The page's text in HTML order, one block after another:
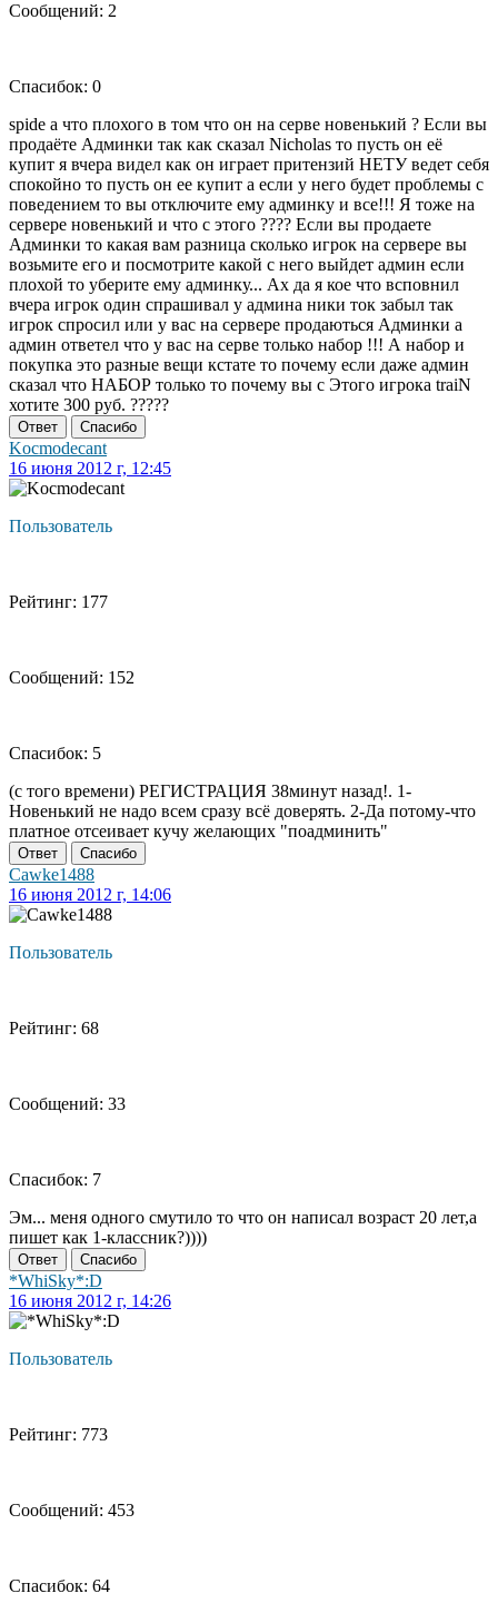
Сообщений: 2
Спасибок: 0
spide а что плохого в том что он на серве новенький ? Если вы
продаёте Админки так как сказал Nicholas то пусть он её
купит я вчера видел как он играет притензий НЕТУ ведет себя
спокойно то пусть он ее купит а если у него будет проблемы с
поведением то вы отключите ему админку и все!!! Я тоже на
сервере новенький и что с этого ???? Если вы продаете
Админки то какая вам разница сколько игрок на сервере вы
возьмите его и посмотрите какой с него выйдет админ если
плохой то уберите ему админку... Ах да я кое что всповнил
вчера игрок один спрашивал у админа ники ток забыл так
игрок спросил или у вас на сервере продаються Админки а
админ ответел что у вас на серве только набор !!! А набор и
покупка это разные вещи кстате то почему если даже админ
сказал что НАБОР только то почему вы с Этого игрока traiN
хотите 300 руб. ?????
Ответ Спасибо
Kocmodecant
16 июня 2012 г, 12:45
Пользователь
Рейтинг: 177
Сообщений: 152
Спасибок: 5
(c того времени) РЕГИСТРАЦИЯ 38минут назад!. 1-
Новенький не надо всем сразу всё доверять. 2-Да потому-что
платное отсеивает кучу желающих "поадминить"
Ответ Спасибо
Cawke1488
16 июня 2012 г, 14:06
Пользователь
Рейтинг: 68
Сообщений: 33
Спасибок: 7
Эм... меня одного смутило то что он написал возраст 20 лет,а
пишет как 1-классник?))))
Ответ Спасибо
*WhiSky*:D
16 июня 2012 г, 14:26
Пользователь
Рейтинг: 773
Сообщений: 453
Спасибок: 64